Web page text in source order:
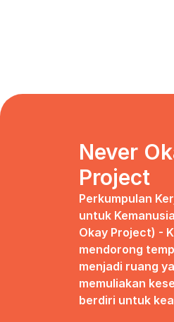
Never
Project
Perkumpulan
untuk
Okay Project) -
mendorong
menjadi ruang
memuliakan
berdiri untuk